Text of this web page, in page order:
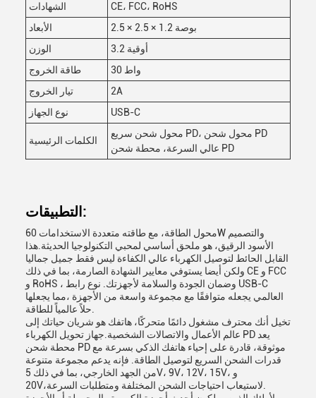
الشهادات
CE، FCC، RoHS
الأبعاد
2.5 × 2.5 × 1.2 بوصة
الوزن
3.2 أوقية
طاقة الخروج
30 واط
تيار الخروج
2A
نوع الجهاز
USB-C
الكلمات الرئيسية
محول شحن سريع PD، محول شحن PD
عالي السرعة، محطة شحن PD
التطبيقات:
محول الطاقة، مع طاقته متعددة الاستخدامات 60W والتصميم
الأسود الرقيق، هو ملحق أساسي لمحبي التكنولوجيا الحديثة.هذا
القابل الحائط لتوصيل الكهرباء عالي الكفاءة ليس فقط جميل جماليا
ولكن أيضا يستوفي معايير الشهادة الصارمة، بما في ذلك CE و FCC
و RoHS ، وضمان الجودة والسلامة لأجهزتك. نوع رابط USB-C
العالمي يجعله متوافقًا مع مجموعة واسعة من الأجهزة ،مما يجعلها
تخيل أنك محترف مشغول دائمًا متحركًا، هاتفك هو شريان حياتك إلى
عالم الأعمال والاتصالات الشخصية.جهاز تحويل الكهرباء PD يعد
محطة شحن PD موثوقة، قادرة على إحياء هاتفك الذكي بسرعة مع
قدرات الشحن السريع لتوصيل الطاقة. فإنه يدعم مجموعة متنوعة
من الجهد الخارجي، بما في ذلك 5V، 9V، 12V، 15V، و